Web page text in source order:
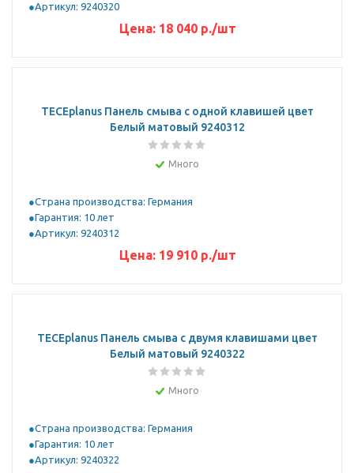
Артикул: 9240320
Цена: 18 040р./шт
ТЕСЕplanus Панель смыва с одной клавишей цвет
Белый матовый 9240312
Много
Страна производства: Германия
Гарантия: 10 лет
Артикул: 9240312
Цена: 19 910р./шт
ТЕСЕplanus Панель смыва с двумя клавишами цвет
Белый матовый 9240322
Много
Страна производства: Германия
Гарантия: 10 лет
Артикул: 9240322